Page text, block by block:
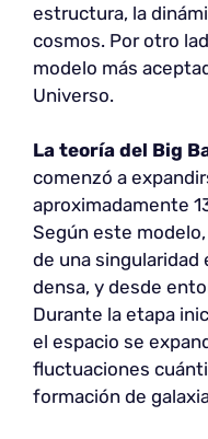
estructura, la
cosmos. Por otro
modelo más
Universo.
La teoría del Big
comenzó a
aproximadamente
Según este
de una
densa, y desde
Durante la etapa
el espacio se
fluctuaciones
formación de